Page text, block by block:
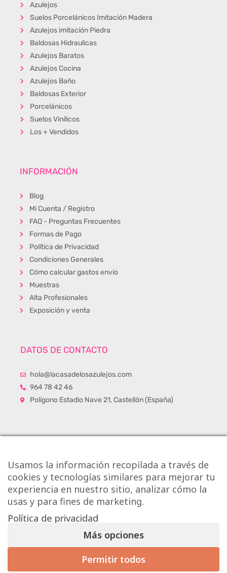
Azulejos
Suelos Porcelánicos Imitación Madera
Azulejos imitación Piedra
Baldosas Hidraulicas
Azulejos Baratos
Azulejos Cocina
Azulejos Baño
Baldosas Exterior
Porcelánicos
Suelos Vinílicos
Los + Vendidos
INFORMACIÓN
Blog
Mi Cuenta / Registro
FAQ - Preguntas Frecuentes
Formas de Pago
Política de Privacidad
Condiciones Generales
Cómo calcular gastos envío
Muestras
Alta Profesionales
Exposición y venta
DATOS DE CONTACTO
hola@lacasadelosazulejos.com
964 78 42 46
Polígono Estadio Nave 21, Castellón (España)
Copyright © Onlytiles S.L.
Usamos la información recopilada a través de
cookies y tecnologías similares para mejorar tu
experiencia en nuestro sitio, analizar cómo la
usas y para fines de marketing.
Política de privacidad
Más opciones
Permitir todos